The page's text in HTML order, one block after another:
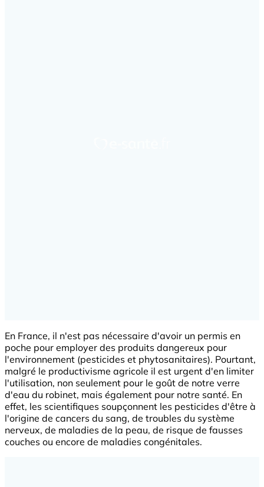
En France, il n'est pas nécessaire d'avoir un permis en
poche pour employer des produits dangereux pour
l'environnement (pesticides et phytosanitaires). Pourtant,
malgré le productivisme agricole il est urgent d'en limiter
l'utilisation, non seulement pour le goût de notre verre
d'eau du robinet, mais également pour notre santé. En
effet, les scientifiques soupçonnent les pesticides d'être à
l'origine de cancers du sang, de troubles du système
nerveux, de maladies de la peau, de risque de fausses
couches ou encore de maladies congénitales.